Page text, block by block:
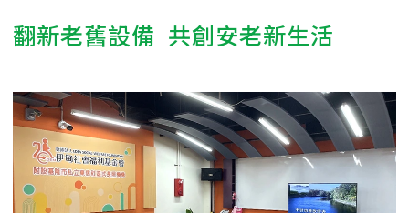
翻新老舊設備 共創安老新生活